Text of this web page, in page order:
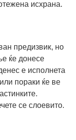
исхрана.
предизвик, но
ќе донесе
е исполнета
пораки ќе ве
се слоевито.